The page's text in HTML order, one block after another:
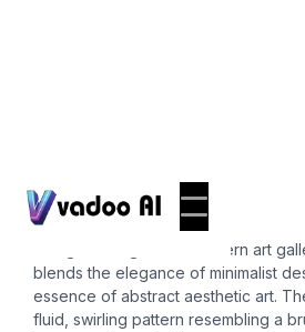
aesthetic art
"Imagine a logo for a modern art
blends the elegance of minimalist
essence of abstract aesthetic art.
fluid, swirling pattern resembling a